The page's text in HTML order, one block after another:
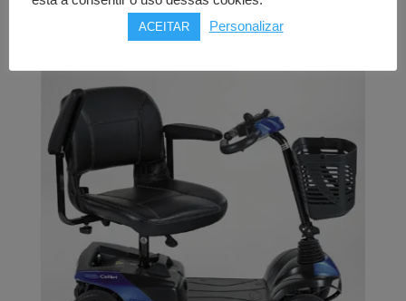
Comprar
ACEITAR Personalizar